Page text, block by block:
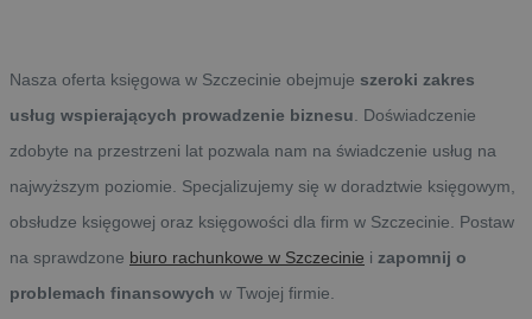
Nasza oferta księgowa w Szczecinie obejmuje szeroki zakres
usług wspierających prowadzenie biznesu. Doświadczenie
zdobyte na przestrzeni lat pozwala nam na świadczenie usług na
najwyższym poziomie. Specjalizujemy się w doradztwie księgowym,
obsłudze księgowej oraz księgowości dla firm w Szczecinie. Postaw
na sprawdzone biuro rachunkowe w Szczecinie i zapomnij o
problemach finansowych w Twojej firmie.